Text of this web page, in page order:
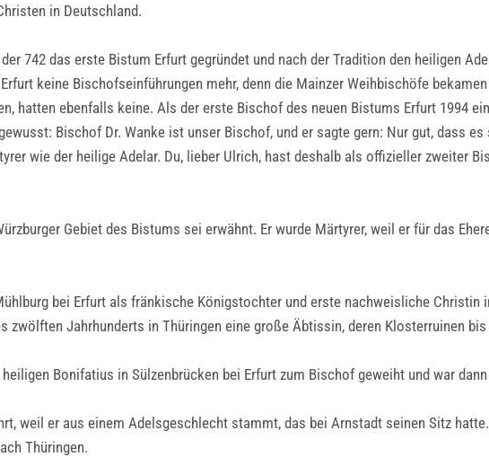
in Deutschland.
742 das erste Bistum Erfurt gegründet und nach der Tradition den heiligen
keine Bischofseinführungen mehr, denn die Mainzer Weihbischöfe
hatten ebenfalls keine. Als der erste Bischof des neuen Bistums Erfurt 1994
Bischof Dr. Wanke ist unser Bischof, und er sagte gern: Nur gut, dass
wie der heilige Adelar. Du, lieber Ulrich, hast deshalb als offizieller zweiter
Gebiet des Bistums sei erwähnt. Er wurde Märtyrer, weil er für das
bei Erfurt als fränkische Königstochter und erste nachweisliche Christin
zwölften Jahrhunderts in Thüringen eine große Äbtissin, deren Klosterruinen
Bonifatius in Sülzenbrücken bei Erfurt zum Bischof geweiht und war
weil er aus einem Adelsgeschlecht stammt, das bei Arnstadt seinen Sitz
Thüringen.